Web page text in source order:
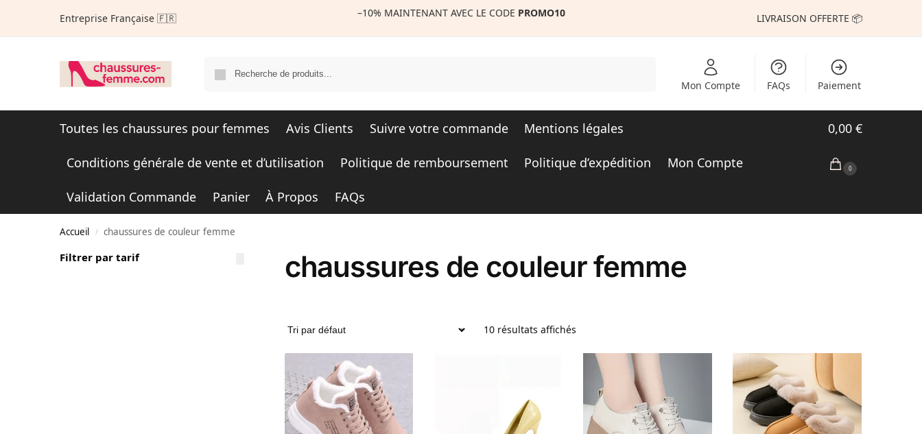
Entreprise Française 🇫🇷 –10% MAINTENANT AVEC LE CODE PROMO10 LIVRAISON OFFERTE 📦
Mon Compte FAQs Paiement
Toutes les chaussures pour femmes Avis Clients Suivre votre commande Mentions légales
Conditions générale de vente et d’utilisation Politique de remboursement Politique d’expédition Mon Compte
Validation Commande Panier À Propos FAQs
0,00 €
0
Accueil / chaussures de couleur femme
chaussures de couleur femme
10 résultats affichés
Filtrer par tarif